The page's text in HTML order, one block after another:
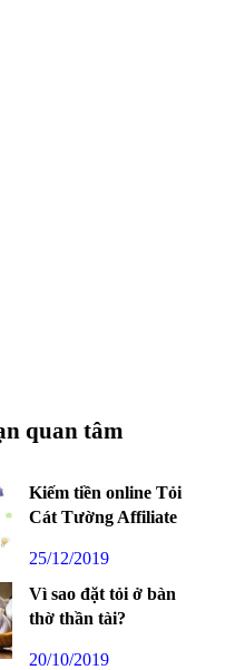
quan tâm
Kiếm tiền online Tỏi
Cát Tường Affiliate
25/12/2019
Vì sao đặt tỏi ở bàn
thờ thần tài?
20/10/2019